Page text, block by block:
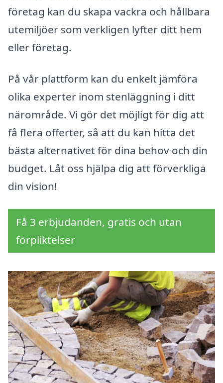
företag kan du skapa vackra och hållbara
utemiljöer som verkligen lyfter ditt hem
eller företag.
På vår plattform kan du enkelt jämföra
olika experter inom stenläggning i ditt
närområde. Vi gör det möjligt för dig att
få flera offerter, så att du kan hitta det
bästa alternativet för dina behov och din
budget. Låt oss hjälpa dig att förverkliga
din vision!
Få 3 erbjudanden, gratis och utan
förpliktelser